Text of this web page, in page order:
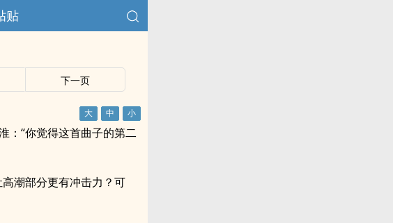
贴
下一页
：“你觉得这首曲子的第二
潮部分更有冲击力？可